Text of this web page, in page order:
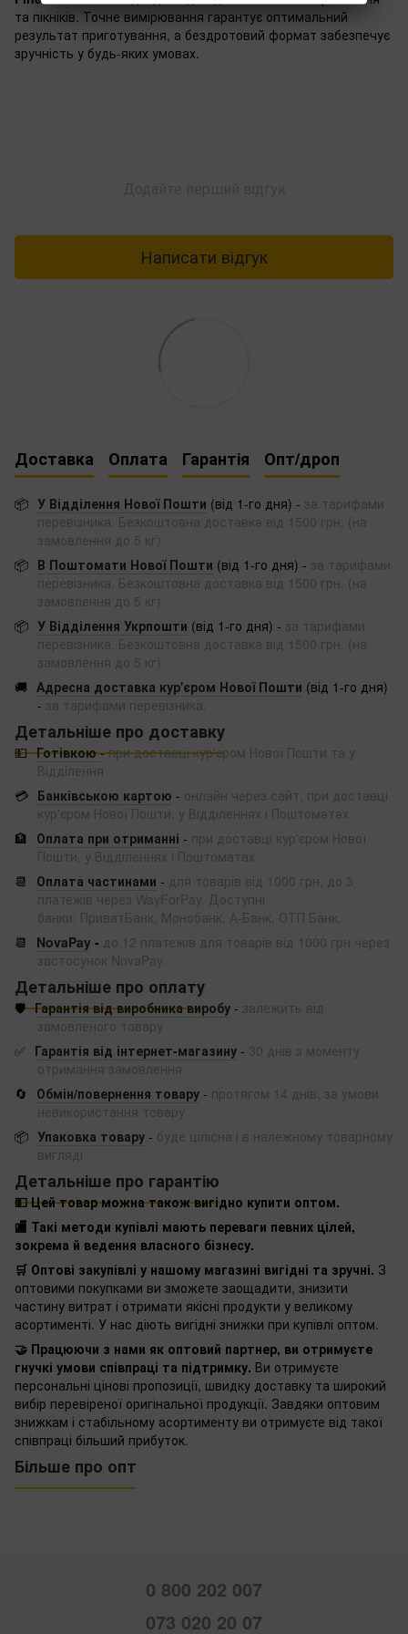
та пікніків. Точне вимірювання гарантує оптимальний
результат приготування, а бездротовий формат забезпечує
зручність у будь-яких умовах.
Написати відгук
Доставка Оплата Гарантія Опт/дроп
📦 У Відділення Нової Пошти (від 1-го дня) - за тарифами
перевізника. Безкоштовна доставка від 1500 грн. (на
замовлення до 5 кг)
📦 В Поштомати Нової Пошти (від 1-го дня) - за тарифами
перевізника. Безкоштовна доставка від 1500 грн. (на
замовлення до 5 кг)
📦 У Відділення Укрпошти (від 1-го дня) - за тарифами
перевізника. Безкоштовна доставка від 1500 грн. (на
замовлення до 5 кг)
🚚 Адресна доставка кур'єром Нової Пошти (від 1-го дня)
- за тарифами перевізника.
Детальніше про доставку
💵 Готівкою -при доставці кур'єром Нової Пошти та у
Відділення
💳 Банківською картою - онлайн через сайт, при доставці
кур'єром Нової Пошти, у Відділеннях і Поштоматах
🏦
Оплата при отриманні - при доставці кур'єром Нової
Пошти, у Відділеннях і Поштоматах
📆
Оплата частинами - для товарів від 1000 грн, до 3
платежів через WayForPay. Доступні
банки: ПриватБанк, Монобанк, А-Банк, ОТП Банк.
📆
NovaPay - до 12 платежів для товарів від 1000 грн через
застосунок NovaPay.
Детальніше про оплату
🛡️ Гарантія від виробника виробу - залежить від
замовленого товару
✅ Гарантія від інтернет-магазину - 30 днів з моменту
отримання замовлення
🔄
Обмін/повернення товару - протягом 14 днів, за умови
невикористання товару
📦 Упаковка товару - буде цілісна і в належному товарному
вигляді
Детальніше про гарантію
💵 Цей товар можна також вигідно купити оптом.
🏬 Такі методи купівлі мають переваги певних цілей,
зокрема й ведення власного бізнесу.
🛒 Оптові закупівлі у нашому магазині вигідні та зручні. З
оптовими покупками ви зможете заощадити, знизити
частину витрат і отримати якісні продукти у великому
асортименті. У нас діють вигідні знижки при купівлі оптом.
🤝 Працюючи з нами як оптовий партнер, ви отримуєте
гнучкі умови співпраці та підтримку. Ви отримуєте
персональні цінові пропозиції, швидку доставку та широкий
вибір перевіреної оригінальної продукції. Завдяки оптовим
знижкам і стабільному асортименту ви отримуєте від такої
співпраці більший прибуток.
Більше про опт
0 800 202 007
073 020 20 07